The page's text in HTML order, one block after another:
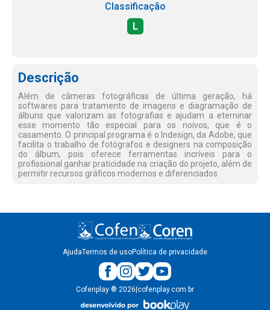
Classificação
L
Descrição
Além de câmeras fotográficas de última geração, há
softwares para tratamento de imagens e diagramação de
álbuns que valorizam as fotografias e ajudam a eterninar
esse momento tão especial para os noivos, que é o
casamento. O principal programa é o Indesign, da Adobe, que
facilita o trabalho de fotógrafos e designers na composição
do álbum, pois oferece ferramentas incríveis para o
profissional ganhar praticidade na criação do projeto, além de
permitir recursos gráficos modernos e diferenciados.
AjudaTermos de usoPolítica de privacidade
Cofenplay ® 2026 cofenplay.com.br